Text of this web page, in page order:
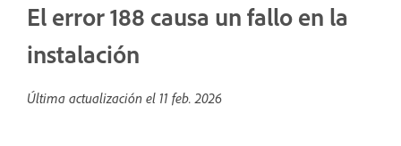
El error 188 causa un fallo en la
instalación
Última actualización el 11 feb. 2026